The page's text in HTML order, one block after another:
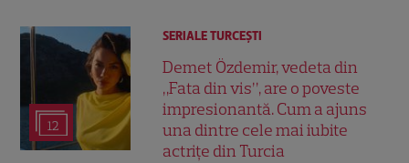
12
SERIALE TURCEŞTI
Demet Özdemir, vedeta din
„Fata din vis”, are o poveste
impresionantă. Cum a ajuns
una dintre cele mai iubite
actrițe din Turcia